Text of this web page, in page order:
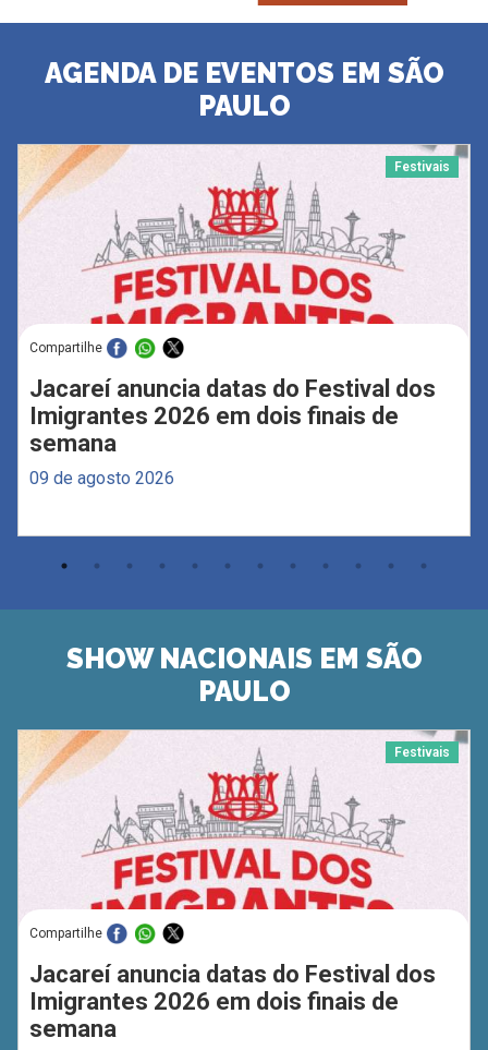
AGENDA DE EVENTOS EM SÃO
PAULO
Festivais
Compartilhe
Jacareí anuncia datas do Festival dos
Imigrantes 2026 em dois finais de
semana
09 de agosto 2026
SHOW NACIONAIS EM SÃO
PAULO
Festivais
Compartilhe
Jacareí anuncia datas do Festival dos
Imigrantes 2026 em dois finais de
semana